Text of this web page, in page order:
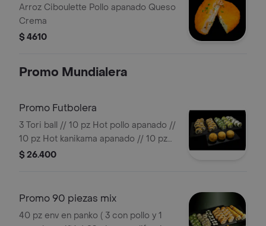
Arroz Ciboulette Pollo apanado Queso
Crema
$ 4610
Promo Mundialera
Promo Futbolera
3 Tori ball // 10 pz Hot pollo apanado //
10 pz Hot kanikama apanado // 10 pz
Epecial pollo palta // 10 pz special
$ 26.400
Promo 90 piezas mix
40 pz env en panko ( 3 con pollo y 1